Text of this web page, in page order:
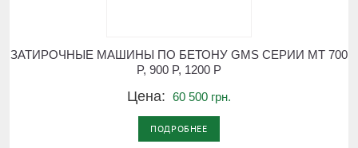
ЗАТИРОЧНЫЕ МАШИНЫ ПО БЕТОНУ GMS СЕРИИ МТ 700
P, 900 P, 1200 P
Цена: 60 500 грн.
ПОДРОБНЕЕ